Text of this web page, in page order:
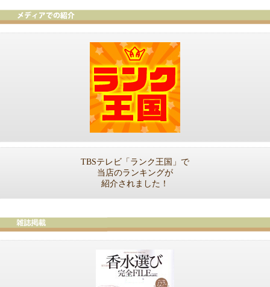
TBSテレビ「ランク王国」で
当店のランキングが
紹介されました！